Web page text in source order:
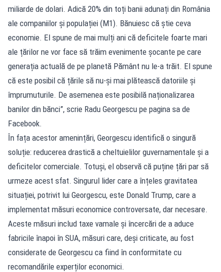
miliarde de dolari. Adică 20% din toți banii adunați din România
ale companiilor și populației (M1). Bănuiesc că știe ceva
economie. El spune de mai mulți ani că deficitele foarte mari
ale țărilor ne vor face să trăim evenimente şocante pe care
generația actuală de pe planetă Pământ nu le-a trăit. El spune
că este posibil că țările să nu-și mai plătească datoriile și
împrumuturile. De asemenea este posibilă naționalizarea
banilor din bănci”, scrie Radu Georgescu pe pagina sa de
Facebook.
În fața acestor amenințări, Georgescu identifică o singură
soluție: reducerea drastică a cheltuielilor guvernamentale și a
deficitelor comerciale. Totuși, el observă că puține țări par să
urmeze acest sfat. Singurul lider care a înțeles gravitatea
situației, potrivit lui Georgescu, este Donald Trump, care a
implementat măsuri economice controversate, dar necesare.
Aceste măsuri includ taxe vamale și încercări de a aduce
fabricile înapoi în SUA, măsuri care, deși criticate, au fost
considerate de Georgescu ca fiind în conformitate cu
recomandările experților economici.